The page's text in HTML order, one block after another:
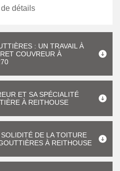
détails
: UN TRAVAIL À
COUVREUR À
ET SA SPÉCIALITÉ
À REITHOUSE
DE LA TOITURE
À REITHOUSE